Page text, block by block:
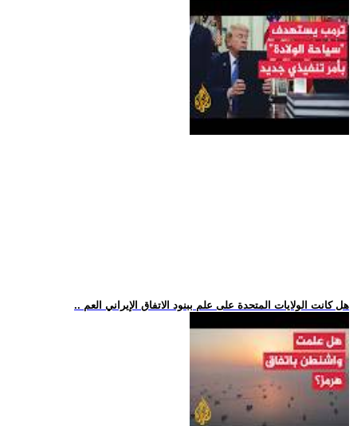
.. هل كانت الولايات المتحدة على علم ببنود الاتفاق الإيراني العم